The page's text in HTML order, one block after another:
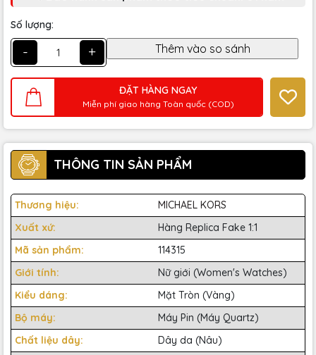
Số lượng:
- +
ĐẶT HÀNG NGAY
Miễn phí giao hàng Toàn quốc (COD)
THÔNG TIN SẢN PHẨM
Thương hiệu:
MICHAEL KORS
Xuất xứ:
Hàng Replica Fake 1:1
Mã sản phẩm:
114315
Giới tính:
Nữ giới (Women's Watches)
Kiểu dáng:
Mặt Tròn (Vàng)
Bộ máy:
Máy Pin (Máy Quartz)
Chất liệu dây:
Dây da (Nâu)